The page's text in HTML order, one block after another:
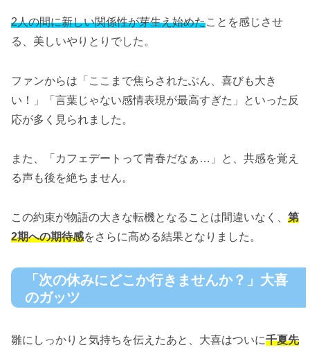
2人の間に新しい関係性が芽生え始めたことを感じさせ
る、美しいやりとりでした。
ファンからは「ここまで焦らされたぶん、喜びも大き
い！」「言葉じゃない感情表現が最高すぎた」といった反
応が多く見られました。
また、「カフェデートって青春だなぁ…」と、共感を覚え
る声も後を絶ちません。
この約束が物語の大きな転機となることは間違いなく、 第
2期への期待感をさらに高める結果となりました。
「次の休みにどこか行きませんか？」大喜
のガッツ
雛にしっかりと気持ちを伝えたあと、大喜はついに千夏先